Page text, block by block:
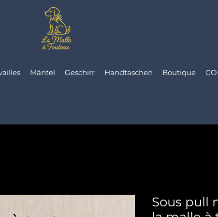
Mäntel Geschirr Handtaschen Boutique
Sous pull